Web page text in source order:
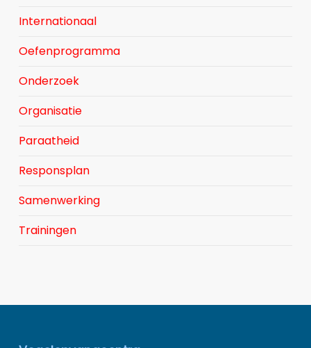
Internationaal
Oefenprogramma
Onderzoek
Organisatie
Paraatheid
Responsplan
Samenwerking
Trainingen